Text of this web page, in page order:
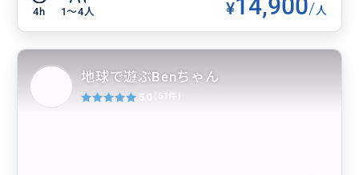
4h 1〜4人 ¥14,900/人
地球で遊ぶBenちゃん
5.0 (61件)